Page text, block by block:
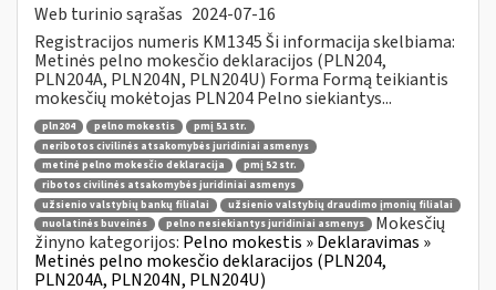
Web turinio sąrašas 2024-07-16
Registracijos numeris KM1345 Ši informacija skelbiama:
Metinės pelno mokesčio deklaracijos (PLN204,
PLN204A, PLN204N, PLN204U) Forma Formą teikiantis
mokesčių mokėtojas PLN204 Pelno siekiantys...
pln204 pelno mokestis
pmį 51 str.
neribotos civilinės atsakomybės juridiniai asmenys
metinė pelno mokesčio deklaracija
pmį 52 str.
ribotos civilinės atsakomybės juridiniai asmenys
užsienio valstybių bankų filialai
užsienio valstybių draudimo įmonių filialai
nuolatinės buveinės
pelno nesiekiantys juridiniai asmenys
Mokesčių
žinyno kategorijos: Pelno mokestis » Deklaravimas »
Metinės pelno mokesčio deklaracijos (PLN204,
PLN204A, PLN204N, PLN204U)